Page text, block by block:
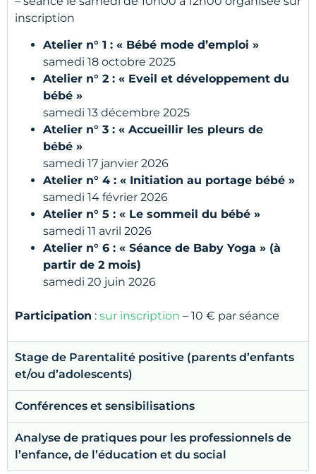
inscription
Atelier n° 1 : « Bébé mode d’emploi »
samedi 18 octobre 2025
Atelier n° 2 : « Eveil et développement du
bébé »
samedi 13 décembre 2025
Atelier n° 3 : « Accueillir les pleurs de
bébé »
samedi 17 janvier 2026
Atelier n° 4 : « Initiation au portage bébé »
samedi 14 février 2026
Atelier n° 5 : « Le sommeil du bébé »
samedi 11 avril 2026
Atelier n° 6 : « Séance de Baby Yoga » (à
partir de 2 mois)
samedi 20 juin 2026
Participation : sur inscription – 10 € par séance
Stage de Parentalité positive (parents d’enfants
et/ou d’adolescents)
Conférences et sensibilisations
Analyse de pratiques pour les professionnels de
l’enfance, de l’éducation et du social